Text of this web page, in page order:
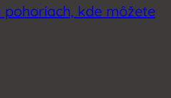
kde môžete